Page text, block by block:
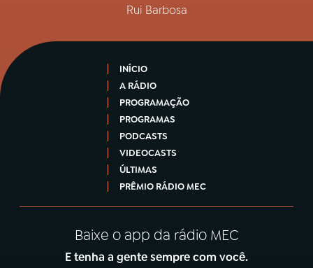
Rui Barbosa
INÍCIO
A RÁDIO
PROGRAMAÇÃO
PROGRAMAS
PODCASTS
VIDEOCASTS
ÚLTIMAS
PRÊMIO RÁDIO MEC
Baixe o app da rádio MEC
E tenha a gente sempre com você.